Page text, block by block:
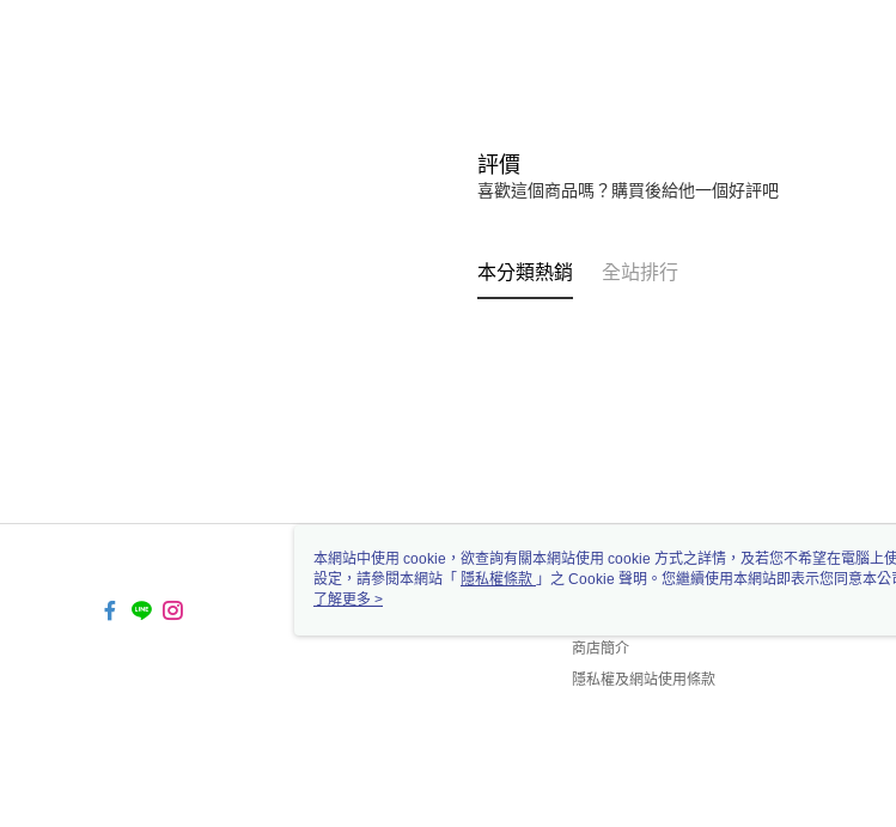
評價
喜歡這個商品嗎？購買後給他一個好評吧
本分類熱銷 全站排行
關於我們
商店簡介
隱私權及網站使用條款
本網站中使用 cookie，欲查詢有關本網站使用 cookie 方式之詳情，及若您不希望在電腦上
設定，請參閱本網站「 隱私權條款 」之 Cookie 聲明。您繼續使用本網站即表示您同意本
使用 cookie。
了解更多 >